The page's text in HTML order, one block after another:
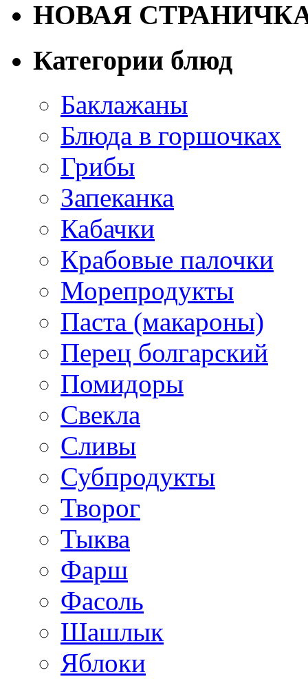
НОВАЯ
Категории блюд
Баклажаны
Блюда в горшочках
Грибы
Запеканка
Кабачки
Крабовые палочки
Морепродукты
Паста (макароны)
Перец болгарский
Помидоры
Свекла
Сливы
Субпродукты
Творог
Тыква
Фарш
Фасоль
Шашлык
Яблоки